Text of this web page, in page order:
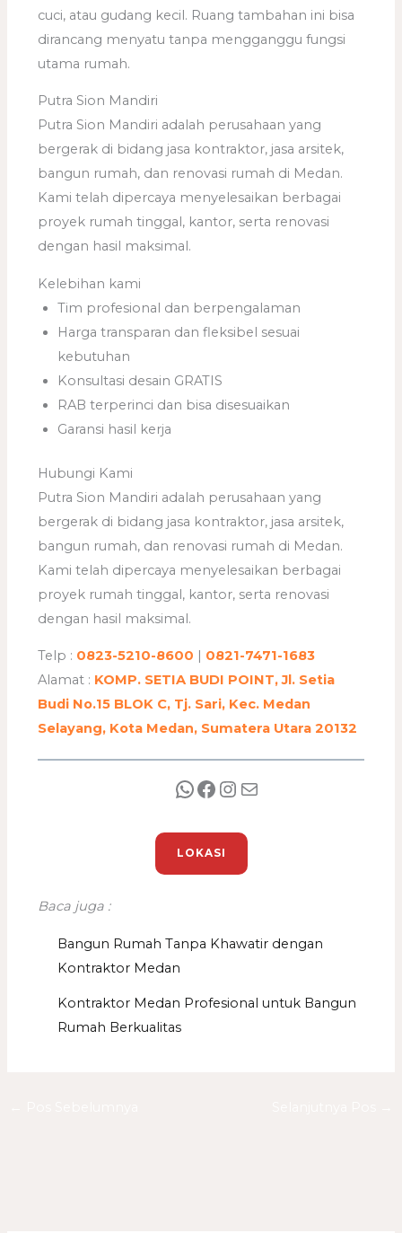
cuci, atau gudang kecil. Ruang tambahan ini bisa
dirancang menyatu tanpa mengganggu fungsi
utama rumah.
Putra Sion Mandiri
Putra Sion Mandiri adalah perusahaan yang
bergerak di bidang jasa kontraktor, jasa arsitek,
bangun rumah, dan renovasi rumah di Medan.
Kami telah dipercaya menyelesaikan berbagai
proyek rumah tinggal, kantor, serta renovasi
dengan hasil maksimal.
Kelebihan kami
Tim profesional dan berpengalaman
Harga transparan dan fleksibel sesuai
kebutuhan
Konsultasi desain GRATIS
RAB terperinci dan bisa disesuaikan
Garansi hasil kerja
Hubungi Kami
Putra Sion Mandiri adalah perusahaan yang
bergerak di bidang jasa kontraktor, jasa arsitek,
bangun rumah, dan renovasi rumah di Medan.
Kami telah dipercaya menyelesaikan berbagai
proyek rumah tinggal, kantor, serta renovasi
dengan hasil maksimal.
Telp : 0823-5210-8600
0821-7471-1683
Alamat : KOMP. SETIA BUDI POINT, Jl. Setia
Budi No.15 BLOK C, Tj. Sari, Kec. Medan
Selayang, Kota Medan, Sumatera Utara 20132
LOKASI
Baca juga :
Bangun Rumah Tanpa Khawatir dengan
Kontraktor Medan
Kontraktor Medan Profesional untuk Bangun
Rumah Berkualitas